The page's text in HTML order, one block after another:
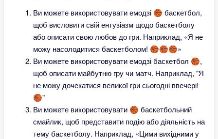
Ви можете використовувати емодзі 🏀 баскетбол,
щоб висловити свій ентузіазм щодо баскетболу
або описати свою любов до гри. Наприклад, «Я не
можу насолодитися баскетболом! 🏀🏀🏀»
Ви можете використовувати емодзі баскетбол 🏀,
щоб описати майбутню гру чи матч. Наприклад, "Я
не можу дочекатися великої гри сьогодні ввечері!
🏀"
Ви можете використовувати 🏀 баскетбольний
смайлик, щоб представити подію або діяльність на
тему баскетболу. Наприклад, «Цими вихідними у